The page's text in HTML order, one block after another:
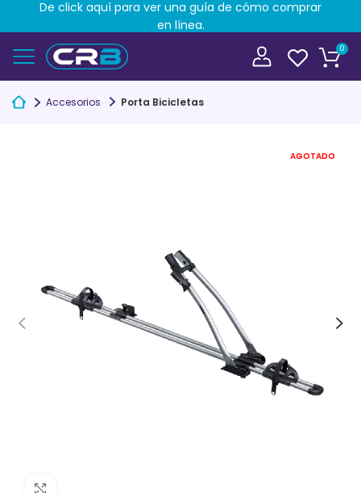
0
Accesorios Porta Bicicletas
AGOTADO
De click aquí para ver una guía de cómo comprar
en línea.